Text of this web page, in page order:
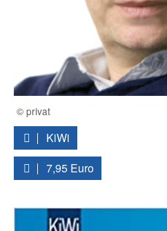
© privat
KiWi
7,95 Euro